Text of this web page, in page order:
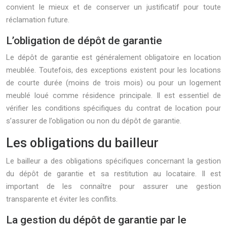
convient le mieux et de conserver un justificatif pour toute
réclamation future.
L’obligation de dépôt de garantie
Le dépôt de garantie est généralement obligatoire en location
meublée. Toutefois, des exceptions existent pour les locations
de courte durée (moins de trois mois) ou pour un logement
meublé loué comme résidence principale. Il est essentiel de
vérifier les conditions spécifiques du contrat de location pour
s’assurer de l’obligation ou non du dépôt de garantie.
Les obligations du bailleur
Le bailleur a des obligations spécifiques concernant la gestion
du dépôt de garantie et sa restitution au locataire. Il est
important de les connaître pour assurer une gestion
transparente et éviter les conflits.
La gestion du dépôt de garantie par le